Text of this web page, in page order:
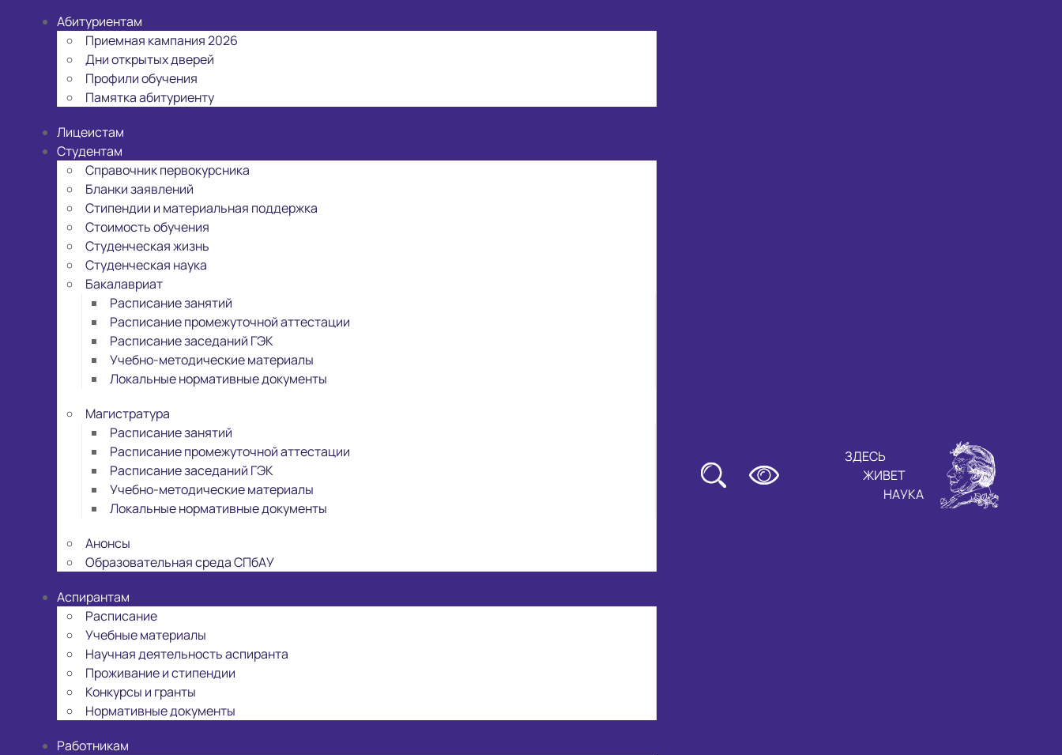
Абитуриентам
Приемная кампания 2026
Дни открытых дверей
Профили обучения
Памятка абитуриенту
Лицеистам
Студентам
Справочник первокурсника
Бланки заявлений
Стипендии и материальная поддержка
Стоимость обучения
Студенческая жизнь
Студенческая наука
Бакалавриат
Расписание занятий
Расписание промежуточной аттестации
Расписание заседаний ГЭК
Учебно-методические материалы
Локальные нормативные документы
Магистратура
Расписание занятий
Расписание промежуточной аттестации
Расписание заседаний ГЭК
Учебно-методические материалы
Локальные нормативные документы
Анонсы
Образовательная среда СПбАУ
Аспирантам
Расписание
Учебные материалы
Научная деятельность аспиранта
Проживание и стипендии
Конкурсы и гранты
Нормативные документы
Работникам
ЗДЕСЬ
ЖИВЕТ
НАУКА